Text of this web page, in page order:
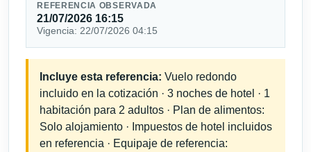
REFERENCIA OBSERVADA
21/07/2026 16:15
Vigencia: 22/07/2026 04:15
Incluye esta referencia: Vuelo redondo
incluido en la cotización · 3 noches de hotel · 1
habitación para 2 adultos · Plan de alimentos:
Solo alojamiento · Impuestos de hotel incluidos
en referencia · Equipaje de referencia: